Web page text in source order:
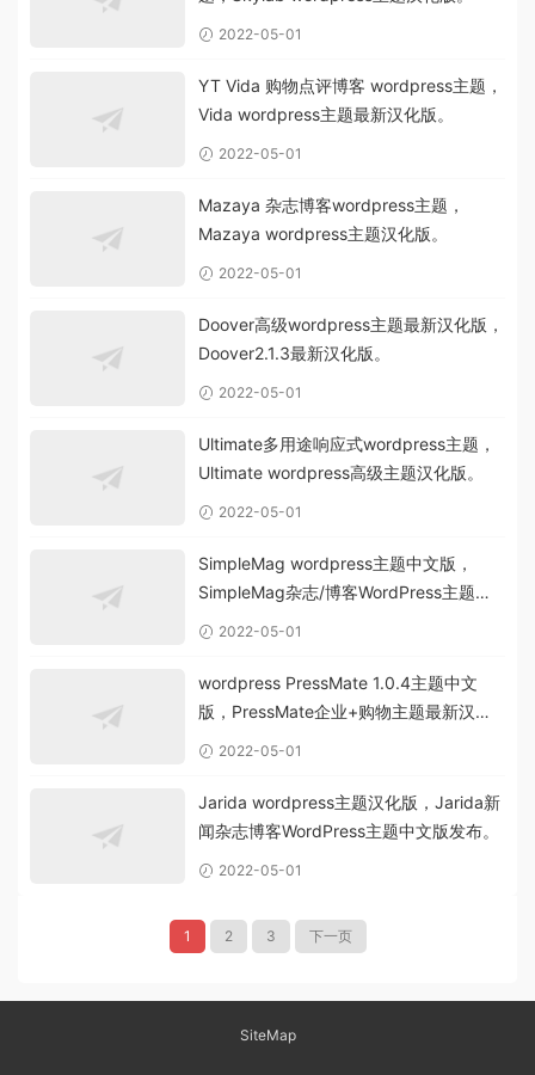
2022-05-01
YT Vida 购物点评博客 wordpress主题，
Vida wordpress主题最新汉化版。
2022-05-01
Mazaya 杂志博客wordpress主题，
Mazaya wordpress主题汉化版。
2022-05-01
Doover高级wordpress主题最新汉化版，
Doover2.1.3最新汉化版。
2022-05-01
Ultimate多用途响应式wordpress主题，
Ultimate wordpress高级主题汉化版。
2022-05-01
SimpleMag wordpress主题中文版，
SimpleMag杂志/博客WordPress主题汉
化版。
2022-05-01
wordpress PressMate 1.0.4主题中文
版，PressMate企业+购物主题最新汉化
版。
2022-05-01
Jarida wordpress主题汉化版，Jarida新
闻杂志博客WordPress主题中文版发布。
2022-05-01
1 2 3 下一页
SiteMap